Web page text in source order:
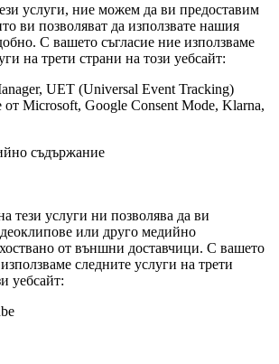
услуги, ние можем да ви предоставим
ви позволяват да използвате нашия
С вашето съгласие ние използваме
на трети страни на този уебсайт:
UET (Universal Event Tracking)
от Microsoft, Google Consent Mode, Klarna,
съдържание
тези услуги ни позволява да ви
или друго медийно
от външни доставчици. С вашето
следните услуги на трети
уебсайт: